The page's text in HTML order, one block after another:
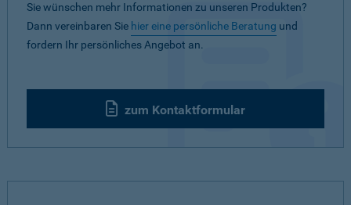
Sie wünschen mehr Informationen zu unseren Produkten?
Dann vereinbaren Sie hier eine persönliche Beratung und
fordern Ihr persönliches Angebot an.
zum Kontaktformular